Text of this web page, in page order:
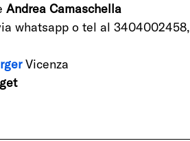
Andrea Camaschella
whatsapp o tel al 3404002458,
Vicenza